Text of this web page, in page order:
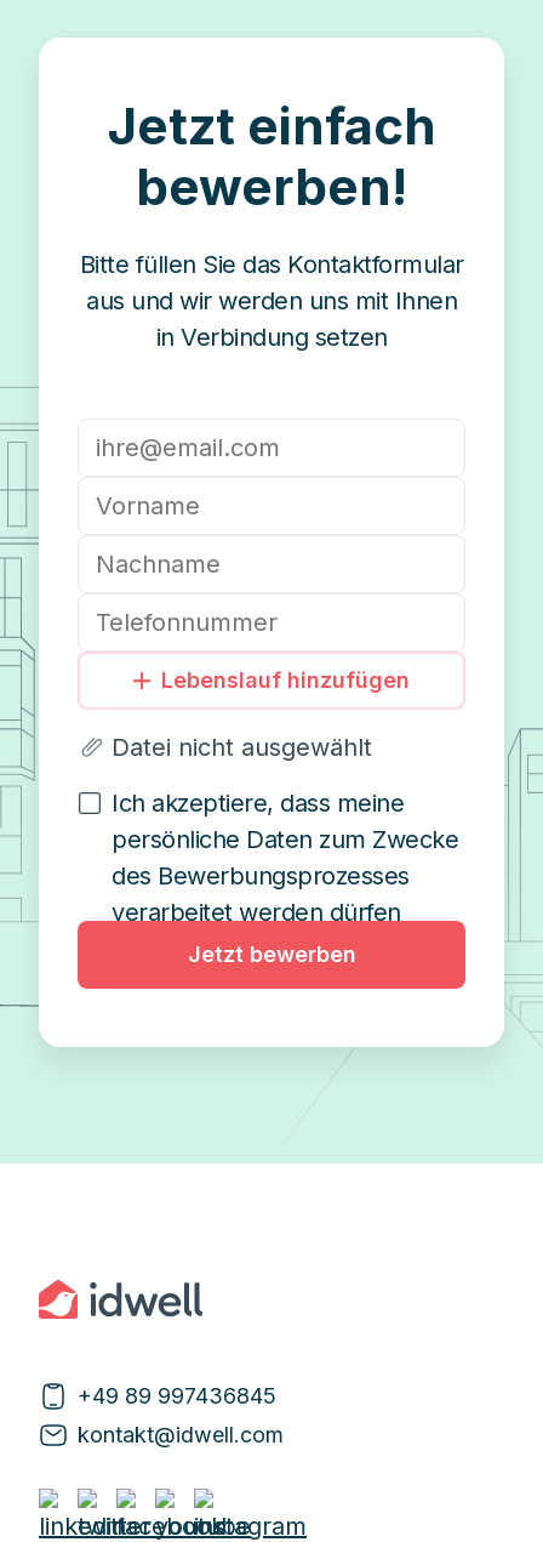
Jetzt einfach
bewerben!
Bitte füllen Sie das Kontaktformular
aus und wir werden uns mit Ihnen
in Verbindung setzen
Lebenslauf hinzufügen
Datei nicht ausgewählt
Ich akzeptiere, dass meine
persönliche Daten zum Zwecke
des Bewerbungsprozesses
verarbeitet werden dürfen
Jetzt bewerben
+49 89 997436845
kontakt@idwell.com